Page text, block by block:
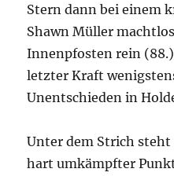
Stern dann bei einem
Shawn Müller
Innenpfosten rein
letzter Kraft
Unentschieden in
Unter dem Strich steht
hart umkämpfter